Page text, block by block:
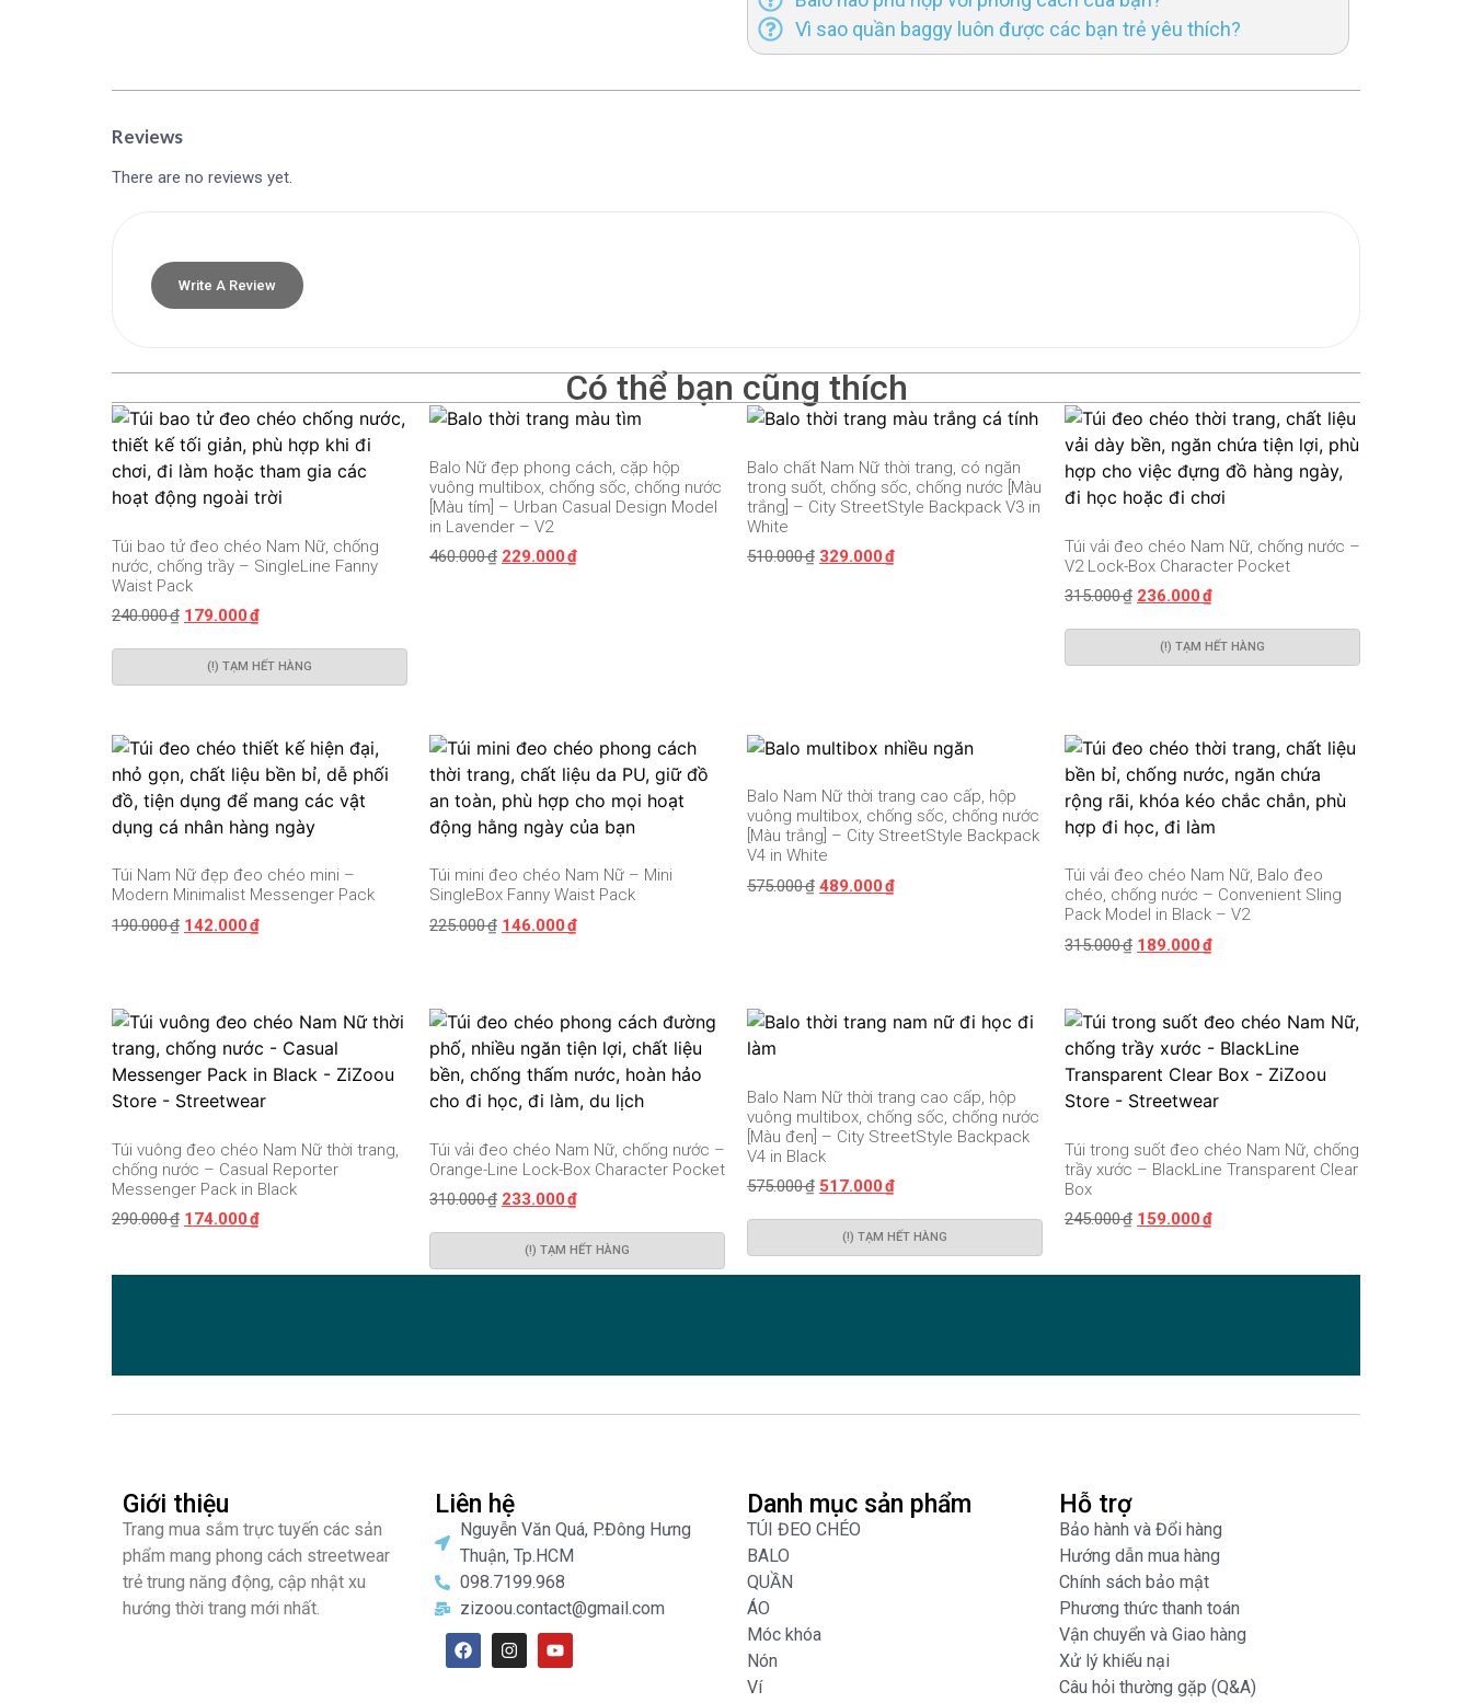
Vì sao quần baggy luôn được các bạn trẻ yêu thích?
Reviews
There are no reviews yet.
Write A Review
Có thể bạn cũng thích
Túi bao tử đeo chéo Nam Nữ, chống
nước, chống trầy – SingleLine Fanny
Waist Pack
240.000₫ 179.000₫
(!) TẠM HẾT HÀNG
Balo Nữ đẹp phong cách, cặp hộp
vuông multibox, chống sốc, chống nước
[Màu tím] – Urban Casual Design Model
in Lavender – V2
460.000₫ 229.000₫
Balo chất Nam Nữ thời trang, có ngăn
trong suốt, chống sốc, chống nước [Màu
trắng] – City StreetStyle Backpack V3 in
White
510.000₫ 329.000₫
Túi vải đeo chéo Nam Nữ, chống nước –
V2 Lock-Box Character Pocket
315.000₫ 236.000₫
(!) TẠM HẾT HÀNG
Túi Nam Nữ đẹp đeo chéo mini –
Modern Minimalist Messenger Pack
190.000₫ 142.000₫
Túi mini đeo chéo Nam Nữ – Mini
SingleBox Fanny Waist Pack
225.000₫ 146.000₫
Balo Nam Nữ thời trang cao cấp, hộp
vuông multibox, chống sốc, chống nước
[Màu trắng] – City StreetStyle Backpack
V4 in White
575.000₫ 489.000₫
Túi vải đeo chéo Nam Nữ, Balo đeo
chéo, chống nước – Convenient Sling
Pack Model in Black – V2
315.000₫ 189.000₫
Túi vuông đeo chéo Nam Nữ thời trang,
chống nước – Casual Reporter
Messenger Pack in Black
290.000₫ 174.000₫
Túi vải đeo chéo Nam Nữ, chống nước –
Orange-Line Lock-Box Character Pocket
310.000₫ 233.000₫
(!) TẠM HẾT HÀNG
Balo Nam Nữ thời trang cao cấp, hộp
vuông multibox, chống sốc, chống nước
[Màu đen] – City StreetStyle Backpack
V4 in Black
575.000₫ 517.000₫
(!) TẠM HẾT HÀNG
Túi trong suốt đeo chéo Nam Nữ, chống
trầy xước – BlackLine Transparent Clear
Box
245.000₫ 159.000₫
Giới thiệu
Trang mua sắm trực tuyến các sản
phẩm mang phong cách streetwear
trẻ trung năng động, cập nhật xu
hướng thời trang mới nhất.
Liên hệ
Nguyễn Văn Quá, P.Đông Hưng
Thuận, Tp.HCM
098.7199.968
zizoou.contact@gmail.com
Danh mục sản phẩm
TÚI ĐEO CHÉO
BALO
QUẦN
ÁO
Móc khóa
Nón
Ví
Hỗ trợ
Bảo hành và Đổi hàng
Hướng dẫn mua hàng
Chính sách bảo mật
Phương thức thanh toán
Vận chuyển và Giao hàng
Xử lý khiếu nại
Câu hỏi thường gặp (Q&A)